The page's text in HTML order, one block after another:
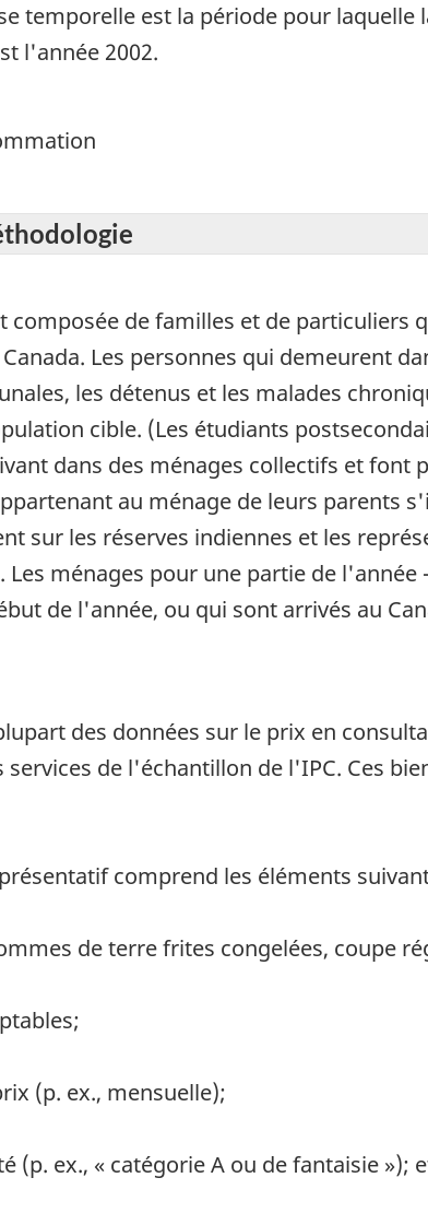
temporelle est la période pour laquelle
l'année 2002.
composée de familles et de particuliers
Les personnes qui demeurent
les détenus et les malades
cible. (Les étudiants
dans des ménages collectifs et font
au ménage de leurs parents
sur les réserves indiennes et les
ménages pour une partie de
de l'année, ou qui sont arrivés au
des données sur le prix en
services de l'échantillon de l'IPC. Ces
comprend les éléments
de terre frites congelées, coupe
(p. ex., mensuelle);
(p. ex., « catégorie A ou de fantaisie »);